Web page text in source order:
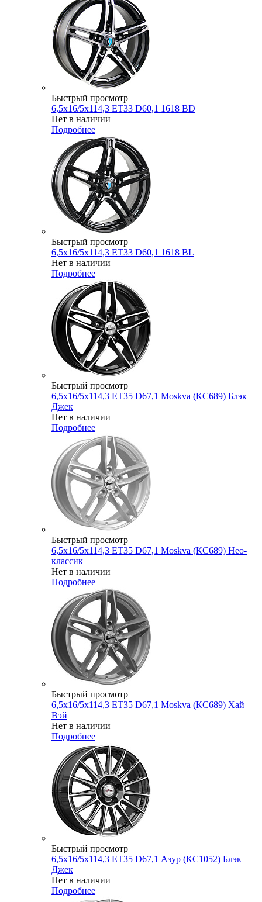
Быстрый просмотр
6,5x16/5x114,3 ET33 D60,1 1618 BD
Нет в наличии
Подробнее
Быстрый просмотр
6,5x16/5x114,3 ET33 D60,1 1618 BL
Нет в наличии
Подробнее
Быстрый просмотр
6,5x16/5x114,3 ET35 D67,1 Moskva (КС689) Блэк
Джек
Нет в наличии
Подробнее
Быстрый просмотр
6,5x16/5x114,3 ET35 D67,1 Moskva (КС689) Нео-
классик
Нет в наличии
Подробнее
Быстрый просмотр
6,5x16/5x114,3 ET35 D67,1 Moskva (КС689) Хай
Вэй
Нет в наличии
Подробнее
Быстрый просмотр
6,5x16/5x114,3 ET35 D67,1 Азур (КС1052) Блэк
Джек
Нет в наличии
Подробнее